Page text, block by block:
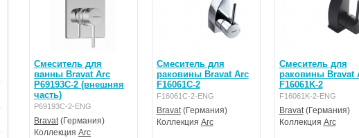
Смеситель для
ванны Bravat Arc
P69193C-2 (внешняя
часть)
P69193C-2-ENG
Bravat(Германия)
Коллекция Arc
Смеситель для
раковины Bravat Arc
F16061C-2
F16061C-2-ENG
Bravat(Германия)
Коллекция Arc
Смеситель для
раковины Bravat
F16061K-2
F16061K-2-ENG
Bravat(Германия)
Коллекция Arc